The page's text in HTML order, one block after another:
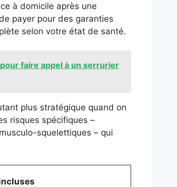
à domicile après une
payer pour des garanties
selon votre état de santé.
faire appel à un serrurier
plus stratégique quand on
risques spécifiques –
squelettiques – qui